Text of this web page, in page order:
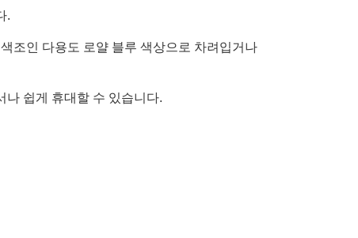
.
조인 다용도 로얄 블루 색상으로 차려입거나
나 쉽게 휴대할 수 있습니다.